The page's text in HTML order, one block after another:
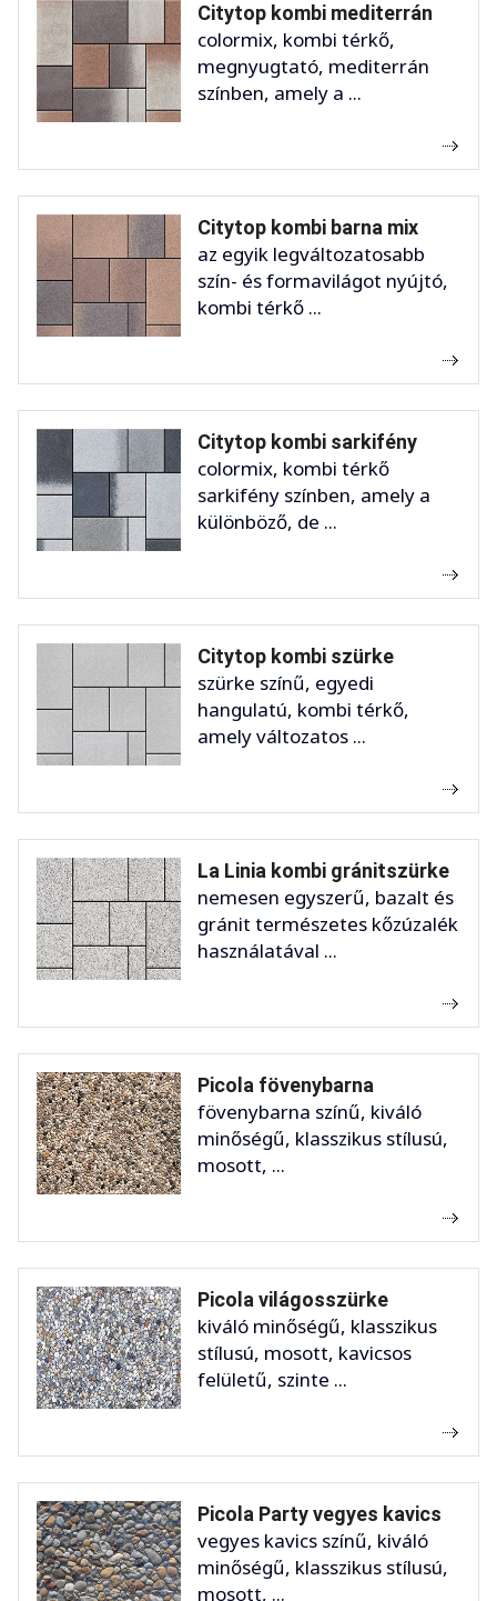
Citytop kombi mediterrán
colormix, kombi térkő,
megnyugtató, mediterrán
színben, amely a ...
Citytop kombi barna mix
az egyik legváltozatosabb
szín- és formavilágot nyújtó,
kombi térkő ...
Citytop kombi sarkifény
colormix, kombi térkő
sarkifény színben, amely a
különböző, de ...
Citytop kombi szürke
szürke színű, egyedi
hangulatú, kombi térkő,
amely változatos ...
La Linia kombi gránitszürke
nemesen egyszerű, bazalt és
gránit természetes kőzúzalék
használatával ...
Picola fövenybarna
fövenybarna színű, kiváló
minőségű, klasszikus stílusú,
mosott, ...
Picola világosszürke
kiváló minőségű, klasszikus
stílusú, mosott, kavicsos
felületű, szinte ...
Picola Party vegyes kavics
vegyes kavics színű, kiváló
minőségű, klasszikus stílusú,
mosott, ...